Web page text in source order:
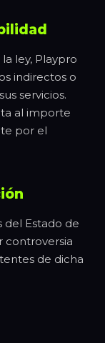
ley, Playpro
indirectos o
servicios.
al importe
por el
del Estado de
controversia
de dicha